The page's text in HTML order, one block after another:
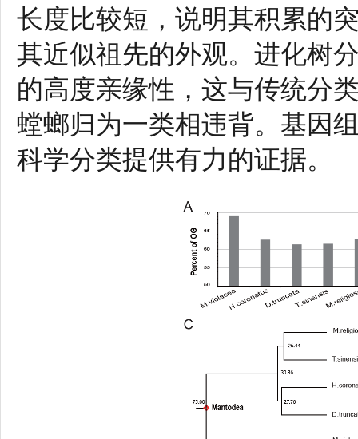
长度比较短，说明其积累的
其近似祖先的外观。进化树
的高度亲缘性，这与传统分
螳螂归为一类相违背。基因
科学分类提供有力的证据。